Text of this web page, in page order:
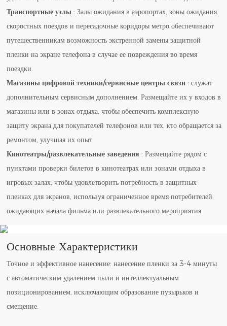
Транспортные узлы : Залы ожидания в аэропортах, зоны ожидания
скоростных поездов и пересадочные коридоры метро обеспечивают
путешественникам возможность экстренной замены защитной
пленки на экране телефона в случае ее повреждения во время
поездки.
Магазины цифровой техники/сервисные центры связи : служат
дополнительным сервисным дополнением. Размещайте их у входов в
магазины или в зонах отдыха, чтобы обеспечить комплексную
защиту экрана для покупателей телефонов или тех, кто обращается за
ремонтом, улучшая их опыт.
Кинотеатры/развлекательные заведения : Размещайте рядом с
пунктами проверки билетов в кинотеатрах или зонами отдыха в
игровых залах, чтобы удовлетворить потребность в защитных
пленках для экранов, используя ограниченное время потребителей,
ожидающих начала фильма или развлекательного мероприятия.
Основные Характеристики
Точное и эффективное нанесение: нанесение пленки за 3-4 минуты
с автоматическим удалением пыли и интеллектуальным
позиционированием, исключающим образование пузырьков и
смещение.